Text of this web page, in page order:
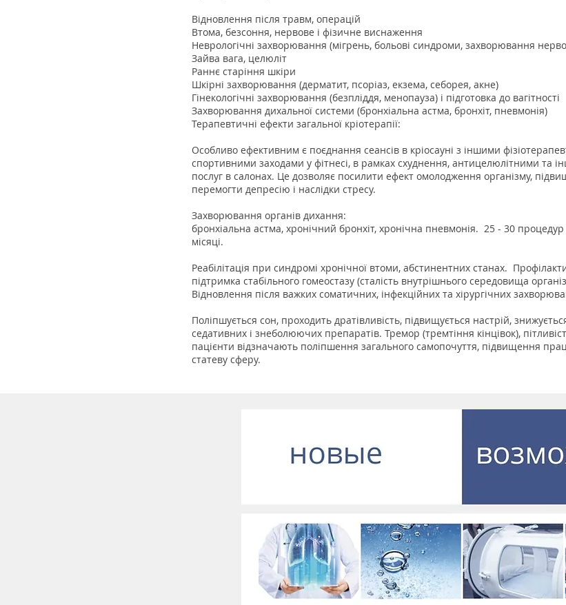
Відновлення після травм, операцій
Втома, безсоння, нервове і фізичне виснаження
Неврологічні захворювання (мігрень, больові синдроми, захворювання
Зайва вага, целюліт
Раннє старіння шкіри
Шкірні захворювання (дерматит, псоріаз, екзема, себорея, акне)
Гінекологічні захворювання (безпліддя, менопауза) і підготовка до вагітності
Захворювання дихальної системи (бронхіальна астма, бронхіт, пневмонія)
Терапевтичні ефекти загальної кріотерапії:
Особливо ефективним є поєднання сеансів в кріосауні з іншими
спортивними заходами у фітнесі, в рамках схуднення, антицелюлітними та
послуг в салонах. Це дозволяє посилити ефект омолодження організму,
перемогти депресію і наслідки стресу.
Захворювання органів дихання:
бронхіальна астма, хронічний бронхіт, хронічна пневмонія. 25 - 30
місяці.
Реабілітація при синдромі хронічної втоми, абстинентних станах.
підтримка стабільного гомеостазу (сталість внутрішнього середовища
Відновлення після важких соматичних, інфекційних та хірургічних
Поліпшується сон, проходить дратівливість, підвищується настрій,
седативних і знеболюючих препаратів. Тремор (тремтіння кінцівок),
пацієнти відзначають поліпшення загального самопочуття, підвищення
статеву сферу.